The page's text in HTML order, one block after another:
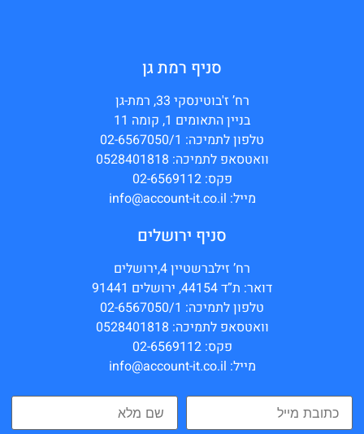
סניף רמת גן
רח’ ז'בוטינסקי 33, רמת-גן
בניין התאומים 1, קומה 11
טלפון לתמיכה: 02-6567050/1
וואטסאפ לתמיכה: 0528401818
פקס: 02-6569112
מייל: info@account-it.co.il
סניף ירושלים
רח’ זילברשטיין 4,ירושלים
דואר: ת”ד 44154, ירושלים 91441
טלפון לתמיכה: 02-6567050/1
וואטסאפ לתמיכה: 0528401818
פקס: 02-6569112
מייל: info@account-it.co.il